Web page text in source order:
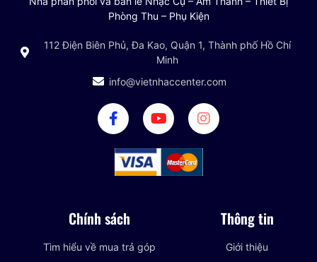
Phòng Thu – Phụ Kiện
112 Điện Biên Phủ, Đa Kao, Quận 1, Thành phố Hồ Chí
Minh
info@vietnhaccenter.com
Chính sách
Tìm hiểu về mua trả góp
Thông tin
Giới thiệu